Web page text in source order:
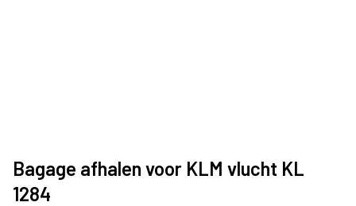
Bagage afhalen voor KLM vlucht KL
1284